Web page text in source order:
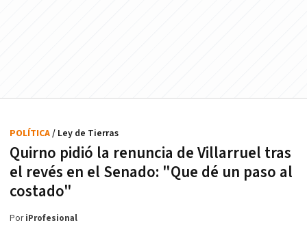
Quirno pidió la renuncia de Villarruel tras
el revés en el Senado: "Que dé un paso al
costado"
POLÍTICA/ Ley de Tierras
PoriProfesional